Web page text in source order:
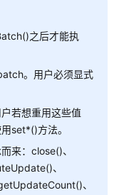
之后才能执
。用户必须显式
若想重用这些值
set*()方法。
来：close()、
、
、